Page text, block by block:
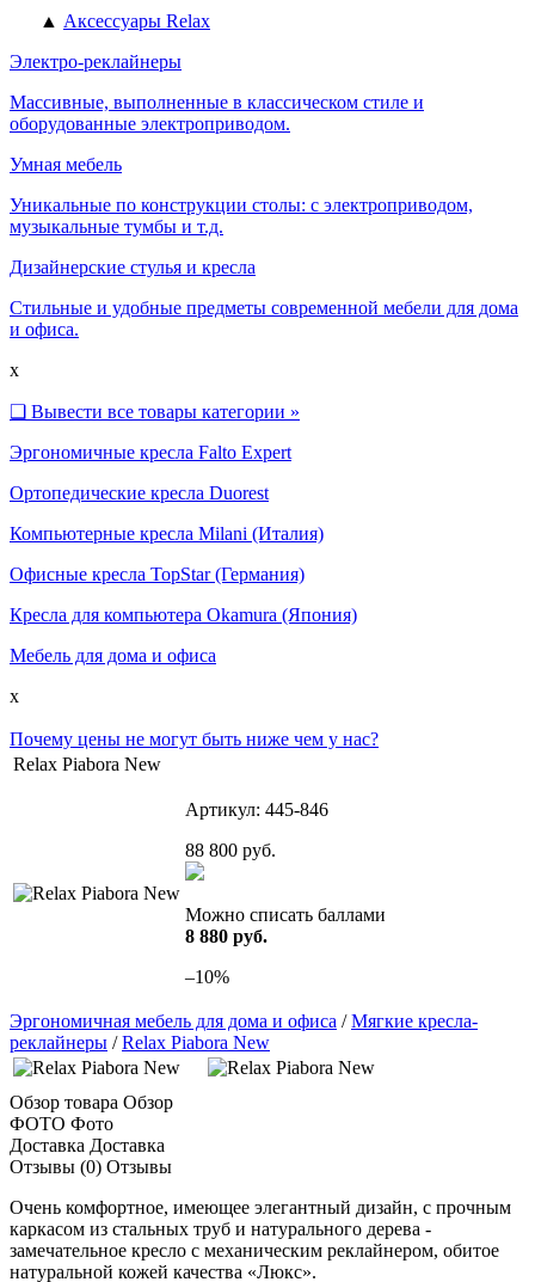
▲ Аксессуары Relax
Электро-реклайнеры
Массивные, выполненные в классическом стиле и
оборудованные электроприводом.
Умная мебель
Уникальные по конструкции столы: с электроприводом,
музыкальные тумбы и т.д.
Дизайнерские стулья и кресла
Стильные и удобные предметы современной мебели для дома
и офиса.
x
❑ Вывести все товары категории »
Эргономичные кресла Falto Expert
Ортопедические кресла Duorest
Компьютерные кресла Milani (Италия)
Офисные кресла TopStar (Германия)
Кресла для компьютера Okamura (Япония)
Мебель для дома и офиса
x
Почему цены не могут быть ниже чем у нас?
Relax Piabora New
Артикул: 445-846
88 800 руб.
Можно списать баллами
8 880 руб.
–10%
Эргономичная мебель для дома и офиса /Мягкие кресла-
реклайнеры /Relax Piabora New
Обзор товара Обзор
ФОТО Фото
Доставка Доставка
Отзывы (0) Отзывы
Очень комфортное, имеющее элегантный дизайн, с прочным
каркасом из стальных труб и натурального дерева -
замечательное кресло с механическим реклайнером, обитое
натуральной кожей качества «Люкс».